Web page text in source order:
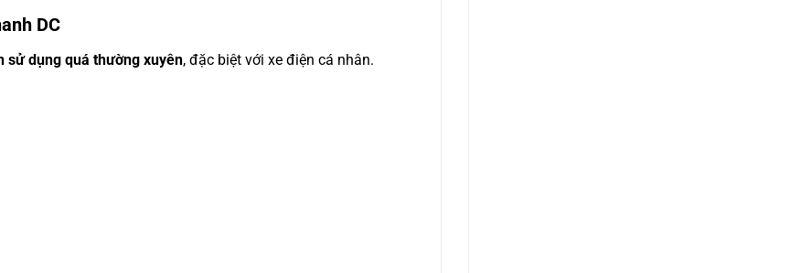
DC
sử dụng quá thường xuyên, đặc biệt với xe điện cá nhân.